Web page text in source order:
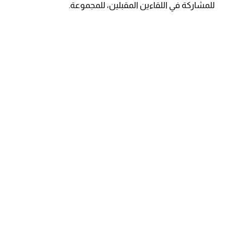
للمشاركة في اللقاءين المقبلين، للمجموعة.